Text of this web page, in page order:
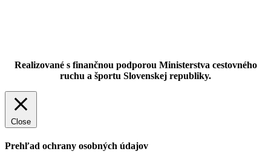
Realizované s finančnou podporou Ministerstva cestovného
ruchu a športu Slovenskej republiky.
Close
Prehľad ochrany osobných údajov